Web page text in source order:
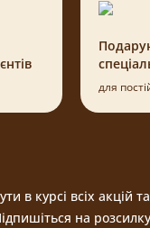
для
в курсі всіх акцій
на розсилку